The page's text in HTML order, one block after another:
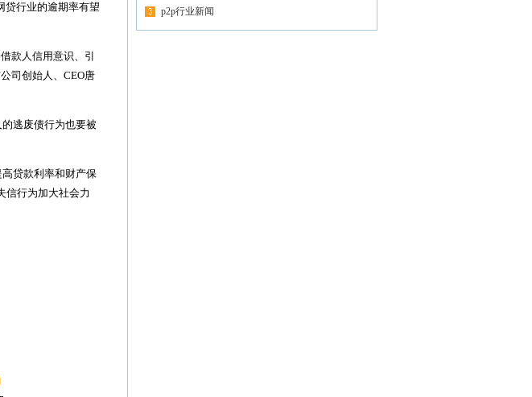
贷行业的逾期率有望
款人信用意识、引
司创始人、CEO唐
逃废债行为也要被
贷款利率和财产保
信行为加大社会力
p2p行业新闻